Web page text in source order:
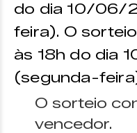
do dia 10/06/
feira). O
às 18h do dia
(segunda-
O sorteio
vencedor.